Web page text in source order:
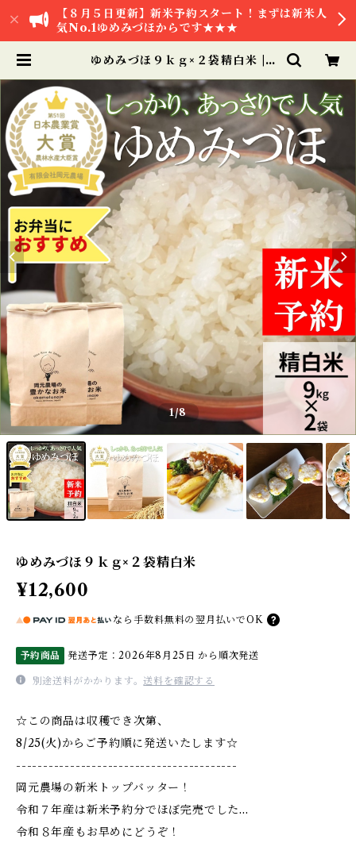
【８月５日更新】新米予約スタート！まずは新米人
気No.1ゆめみづほからです★★★
ゆめみづほ９ｋｇ×２袋精白米 |
加賀丸いも 岡元農場
1/8
ゆめみづほ９ｋｇ×２袋精白米
¥12,600
なら 手数料無料の 翌月払いでOK
予約商品 発送予定：2026年8月25日 から順次発送
別途送料がかかります。送料を確認する
☆この商品は収穫でき次第、
8/25(火)からご予約順に発送いたします☆
-----------------------------------------
岡元農場の新米トップバッター！
令和７年産は新米予約分でほぼ完売でした...
令和８年産もお早めにどうぞ！